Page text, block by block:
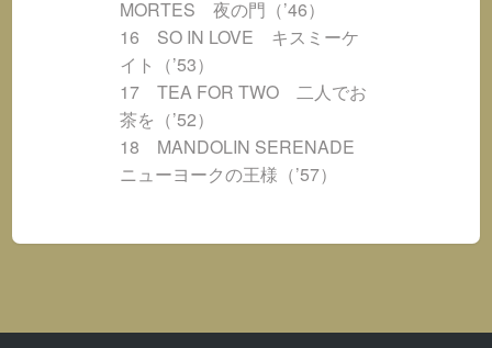
MORTES 夜の門（’46）
16 SO IN LOVE キスミーケ
イト（’53）
17 TEA FOR TWO 二人でお
茶を（’52）
18 MANDOLIN SERENADE
ニューヨークの王様（’57）